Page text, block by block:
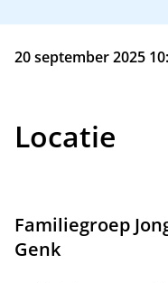
20 september 2025
Locatie
Familiegroep
Genk